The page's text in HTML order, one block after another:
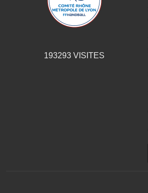
193293 VISITES